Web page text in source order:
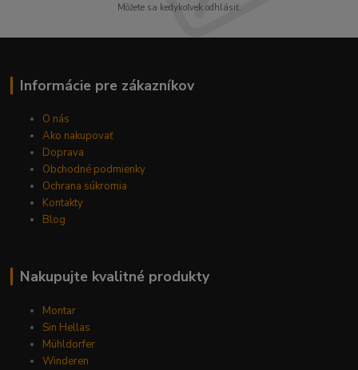
Môžete sa kedykoľvek odhlásiť.
Informácie pre zákazníkov
O nás
Ako nakupovať
Doprava
Obchodné podmienky
Ochrana súkromia
Kontakty
Blog
Nakupujte kvalitné produkty
Montar
Sin Hellas
Mühldorfer
Winderen